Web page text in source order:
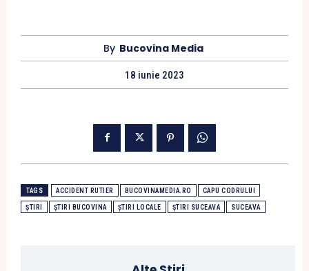
By Bucovina Media
18 iunie 2023
TAGS ACCIDENT RUTIER BUCOVINAMEDIA.RO CAPU CODRULUI
ȘTIRI ȘTIRI BUCOVINA ȘTIRI LOCALE ȘTIRI SUCEAVA SUCEAVA